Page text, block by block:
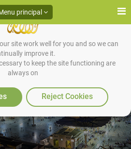
site work well for you and so we can
improve it.
to keep the site functioning are
always on
Reject Cookies
principal
itinérants n°13